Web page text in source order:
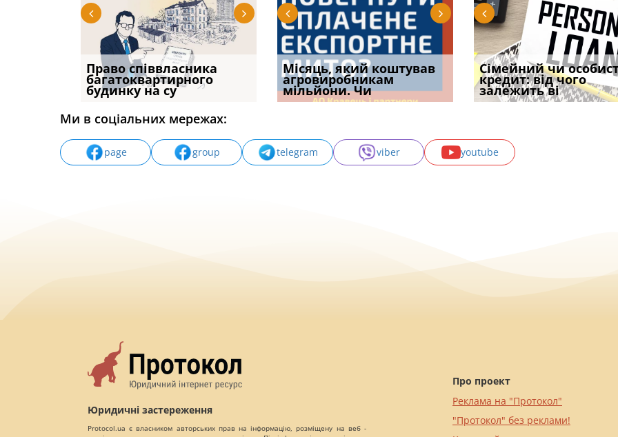
Право співвласника
багатоквартирного
будинку на су
Якщо суд встановив для
відшкодування шкоди
наявніс
Документи, на яких не
проставляється
апостиль: пер
ФУНДАМЕНТАЛЬНА
ПРОБЛЕМА «СУДОВОЇ
ПРАКТИКИ», АБО ПР
Місяць, який коштував
агровиробникам
мільйони. Чи
Огляд практики ВС від
Ростислава Кравця, що
опублі
Чи потрібна ФОП
печатка у 2026 році:
правила засто
Сімейний чи
кредит: від чого
залежить ві
Восьмий ААС
підтвердив, що
може скас
Ми в соціальних мережах:
page group telegram viber youtube
Юридичні застереження
Protocol.ua є власником авторських прав на інформацію, розміщену на веб -
Про проект
Реклама на "Протокол"
"Протокол" без реклами!